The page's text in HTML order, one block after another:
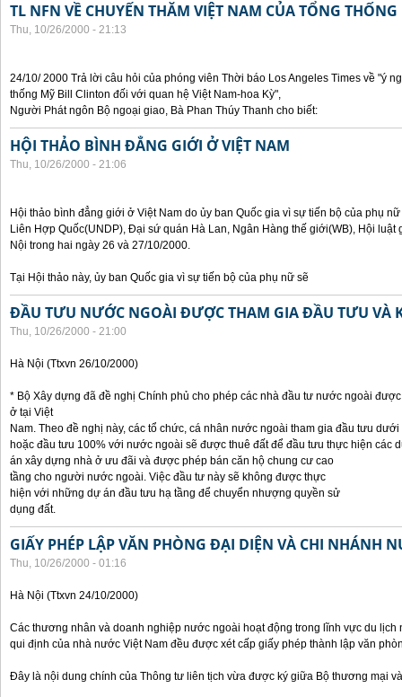
TL NFN VỀ CHUYẾN THĂM VIỆT NAM CỦA TỔNG
Thu, 10/26/2000 - 21:13
24/10/ 2000 Trả lời câu hỏi của phóng viên Thời báo Los Angeles Times về "ý
thống Mỹ Bill Clinton đối với quan hệ Việt Nam-hoa Kỳ",
Người Phát ngôn Bộ ngoại giao, Bà Phan Thúy Thanh cho biết:
HỘI THẢO BÌNH ĐẲNG GIỚI Ở VIỆT NAM
Thu, 10/26/2000 - 21:06
Hội thảo bình đẳng giới ở Việt Nam do ủy ban Quốc gia vì sự tiến bộ của phụ
Liên Hợp Quốc(UNDP), Đại sứ quán Hà Lan, Ngân Hàng thế giới(WB), Hội luật
Nội trong hai ngày 26 và 27/10/2000.
Tại Hội thảo này, ủy ban Quốc gia vì sự tiến bộ của phụ nữ sẽ
ĐẦU TƯU NƯỚC NGOÀI ĐƯỢC THAM GIA ĐẦU TƯU VÀ
Thu, 10/26/2000 - 21:00
Hà Nội (Ttxvn 26/10/2000)
* Bộ Xây dựng đã đề nghị Chính phủ cho phép các nhà đầu tư nước ngoài
ở tại Việt
Nam. Theo đề nghị này, các tổ chức, cá nhân nước ngoài tham gia đầu tưu
hoặc đầu tưu 100% với nước ngoài sẽ được thuê đất để đầu tưu thực hiện các
án xây dựng nhà ở ưu đãi và được phép bán căn hộ chung cư cao
tầng cho người nước ngoài. Việc đầu tư này sẽ không được thực
hiện với những dự án đầu tưu hạ tầng để chuyển nhượng quyền sử
dụng đất.
GIẤY PHÉP LẬP VĂN PHÒNG ĐẠI DIỆN VÀ CHI NHÁNH
Thu, 10/26/2000 - 01:16
Hà Nội (Ttxvn 24/10/2000)
Các thương nhân và doanh nghiệp nước ngoài hoạt động trong lĩnh vực du lịch
qui định của nhà nước Việt Nam đều được xét cấp giấy phép thành lập văn
Đây là nội dung chính của Thông tư liên tịch vừa được ký giữa Bộ thương mại